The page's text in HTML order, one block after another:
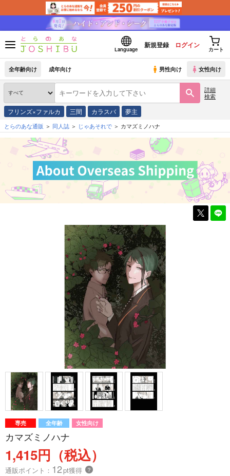
Language
新規登録 ログイン
カート
全年齢向け 成年向け 男性向け 女性向け
詳細
検索
フリンズ×ファルカ 三間 カラスバ 夢主
とらのあな通販 同人誌 じゃあそれで カマズミノハナ
専売 全年齢 女性向け
カマズミノハナ
1,415円（税込）
通販ポイント： 12pt獲得 ？